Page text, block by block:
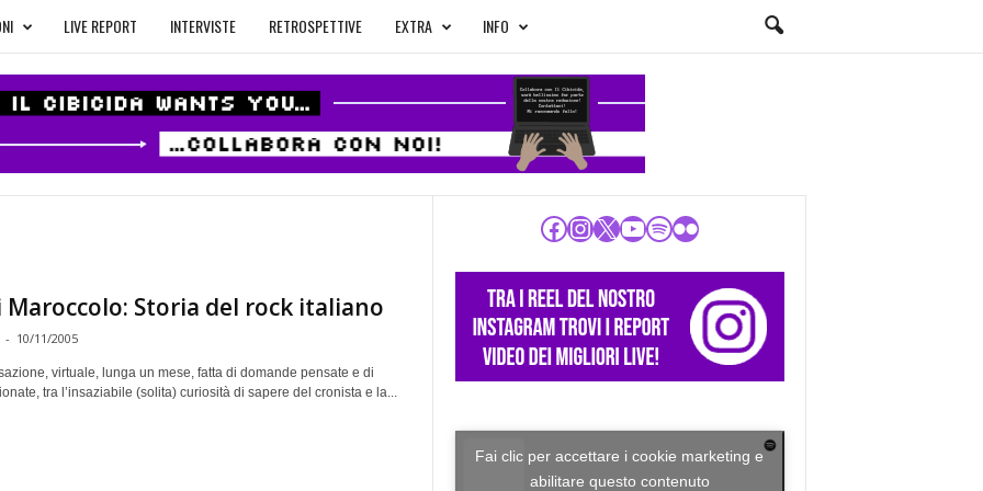
LIVE REPORT INTERVISTE RETROSPETTIVE EXTRA INFO
Maroccolo: Storia del rock italiano
- 10/11/2005
virtuale, lunga un mese, fatta di domande pensate e di
tra l’insaziabile (solita) curiosità di sapere del cronista e la...
Facebook InstagramX YouTube Spotify Flickr
Fai clic per accettare i cookie marketing e
abilitare questo contenuto